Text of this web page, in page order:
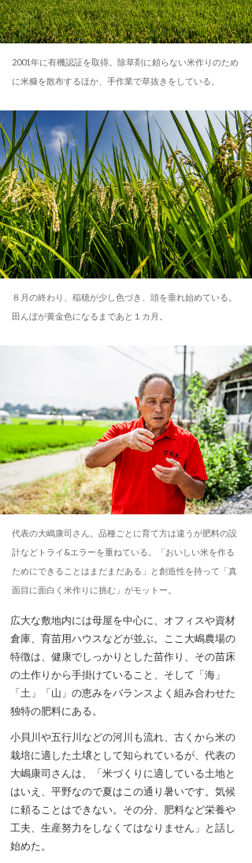
2001年に有機認証を取得。除草剤に頼らない米作りのため
に米糠を散布するほか、手作業で草抜きをしている。
８月の終わり、稲穂が少し色づき、頭を垂れ始めている。
田んぼが黄金色になるまであと１カ月。
代表の大嶋康司さん。品種ごとに育て方は違うが肥料の設
計などトライ&エラーを重ねている。「おいしい米を作る
ためにできることはまだまだある」と創造性を持って「真
面目に面白く米作りに挑む」がモットー。
広大な敷地内には母屋を中心に、オフィスや資材
倉庫、育苗用ハウスなどが並ぶ。ここ大嶋農場の
特徴は、健康でしっかりとした苗作り、その苗床
の土作りから手掛けていること、そして「海」
「土」「山」の恵みをバランスよく組み合わせた
独特の肥料にある。
小貝川や五行川などの河川も流れ、古くから米の
栽培に適した土壌として知られているが、代表の
大嶋康司さんは、「米づくりに適している土地と
はいえ、平野なので夏はこの通り暑いです。気候
に頼ることはできない。その分、肥料など栄養や
工夫、生産努力をしなくてはなりません」と話し
始めた。